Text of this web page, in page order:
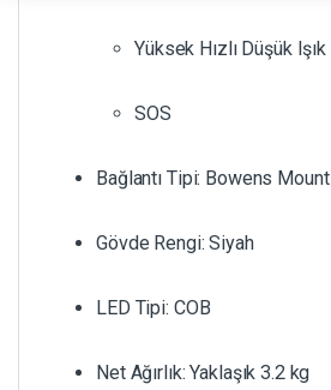
Yüksek Hızlı Düşük Işık
SOS
Bağlantı Tipi: Bowens Mount
Gövde Rengi: Siyah
LED Tipi: COB
Net Ağırlık: Yaklaşık 3.2 kg